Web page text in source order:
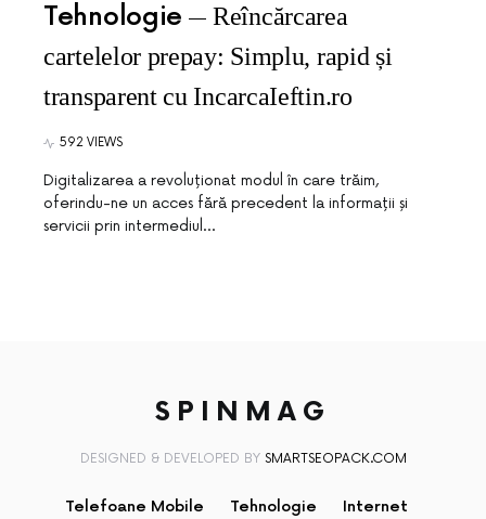
Tehnologie
Reîncărcarea
cartelelor prepay: Simplu, rapid și
transparent cu IncarcaIeftin.ro
592 VIEWS
Digitalizarea a revoluționat modul în care trăim,
oferindu-ne un acces fără precedent la informații și
servicii prin intermediul…
SPINMAG
DESIGNED & DEVELOPED BY SMARTSEOPACK.COM
Telefoane Mobile Tehnologie Internet